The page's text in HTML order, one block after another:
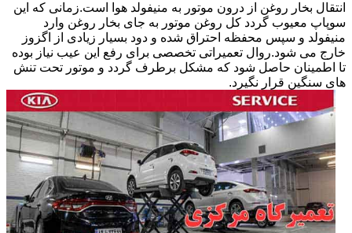
انتقال بخار روغن از درون موتور به منیفولد هوا است.زمانی که این
سوپاپ معیوب گردد کل روغن موتور به جای بخار روغن وارد
منیفولد و سپس محفظه احتراق شده و دود بسیار زیادی از اگزوز
خارج می شود.روال تعمیراتی تخصصی برای رفع این عیب نیاز بوده
تا اطمینان حاصل شود که مشکل برطرف گردد و موتور تحت تنش
های سنگین قرار نگیرد.